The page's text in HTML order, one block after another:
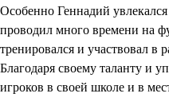
Особенно Геннадий
проводил много времени на
тренировался и участвовал в
Благодаря своему таланту и
игроков в своей школе и в